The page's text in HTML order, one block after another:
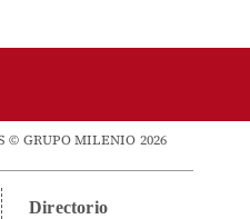
© GRUPO MILENIO 2026
Directorio